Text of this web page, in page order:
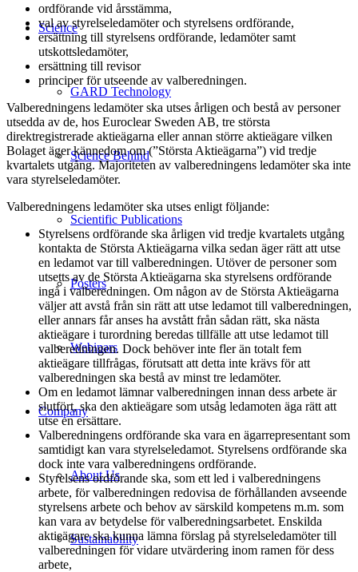
Science
GARD Technology
Science Behind
Scientific Publications
Posters
Webinars
Company
About Us
Sustainability
ordförande vid årsstämma,
val av styrelseledamöter och styrelsens ordförande,
ersättning till styrelsens ordförande, ledamöter samt
utskottsledamöter,
ersättning till revisor
principer för utseende av valberedningen.
Valberedningens ledamöter ska utses årligen och bestå av personer
utsedda av de, hos Euroclear Sweden AB, tre största
direktregistrerade aktieägarna eller annan större aktieägare vilken
Bolaget äger kännedom om (”Största Aktieägarna”) vid tredje
kvartalets utgång. Majoriteten av valberedningens ledamöter ska inte
vara styrelseledamöter.
Valberedningens ledamöter ska utses enligt följande:
Styrelsens ordförande ska årligen vid tredje kvartalets utgång
kontakta de Största Aktieägarna vilka sedan äger rätt att utse
en ledamot var till valberedningen. Utöver de personer som
utsetts av de Största Aktieägarna ska styrelsens ordförande
ingå i valberedningen. Om någon av de Största Aktieägarna
väljer att avstå från sin rätt att utse ledamot till valberedningen,
eller annars får anses ha avstått från sådan rätt, ska nästa
aktieägare i turordning beredas tillfälle att utse ledamot till
valberedningen. Dock behöver inte fler än totalt fem
aktieägare tillfrågas, förutsatt att detta inte krävs för att
valberedningen ska bestå av minst tre ledamöter.
Om en ledamot lämnar valberedningen innan dess arbete är
slutfört, ska den aktieägare som utsåg ledamoten äga rätt att
utse en ersättare.
Valberedningens ordförande ska vara en ägarrepresentant som
samtidigt kan vara styrelseledamot. Styrelsens ordförande ska
dock inte vara valberedningens ordförande.
Styrelsens ordförande ska, som ett led i valberedningens
arbete, för valberedningen redovisa de förhållanden avseende
styrelsens arbete och behov av särskild kompetens m.m. som
kan vara av betydelse för valberedningsarbetet. Enskilda
aktieägare ska kunna lämna förslag på styrelseledamöter till
valberedningen för vidare utvärdering inom ramen för dess
arbete,